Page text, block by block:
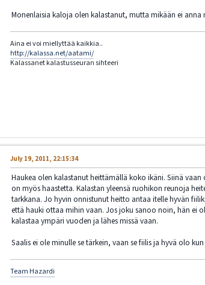
Monenlaisia kaloja olen kalastanut, mutta mikään ei
Aina ei voi miellyttää kaikkia..
http://kalassa.net/aatami/
Kalassanet kalastusseuran sihteeri
July 19, 2011, 22:15:34
Haukea olen kalastanut heittämällä koko ikäni. Siinä
on myös haastetta. Kalastan yleensä ruohikon reunoja
tarkkana. Jo hyvin onnistunut heitto antaa itelle hyvän
että hauki ottaa mihin vaan. Jos joku sanoo noin, hän ei
kalastaa ympäri vuoden ja lähes missä vaan.
Saalis ei ole minulle se tärkein, vaan se fiilis ja hyvä olo
Team Hazardi